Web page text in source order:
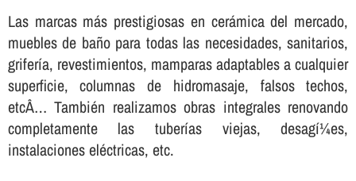
Las marcas más prestigiosas en cerámica del mercado,
muebles de baño para todas las necesidades, sanitarios,
griferí­a, revestimientos, mamparas adaptables a cualquier
superficie, columnas de hidromasaje, falsos techos,
etcÂ… También realizamos obras integrales renovando
completamente las tuberí­as viejas, desagí¼es,
instalaciones eléctricas, etc.